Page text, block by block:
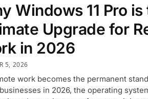
Windows 11 Pro is
Upgrade for
in 2026
5, 2026
work becomes the permanent
in 2026, the operating